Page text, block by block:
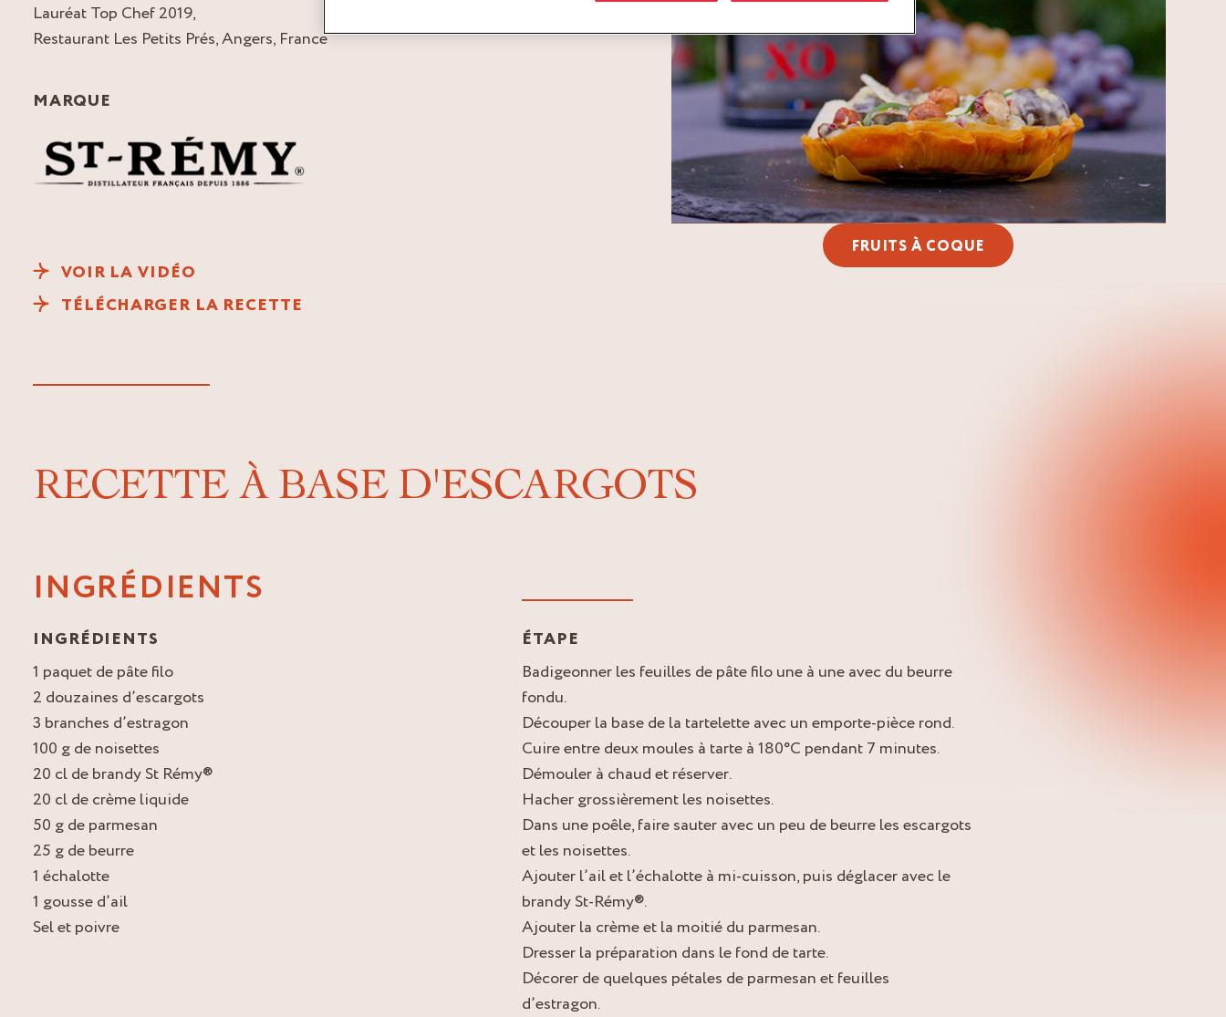
Lauréat Top Chef 2019,
Restaurant Les Petits Prés, Angers, France
MARQUE
VOIR LA VIDÉO
TÉLÉCHARGER LA RECETTE
FRUITS À COQUE
RECETTE À BASE D'ESCARGOTS
INGRÉDIENTS
INGRÉDIENTS
1 paquet de pâte filo
2 douzaines d’escargots
3 branches d’estragon
100 g de noisettes
20 cl de brandy St Rémy®
20 cl de crème liquide
50 g de parmesan
25 g de beurre
1 échalotte
1 gousse d’ail
Sel et poivre
ÉTAPE
Badigeonner les feuilles de pâte filo une à une avec du beurre
fondu.
Découper la base de la tartelette avec un emporte-pièce rond.
Cuire entre deux moules à tarte à 180°C pendant 7 minutes.
Démouler à chaud et réserver.
Hacher grossièrement les noisettes.
Dans une poêle, faire sauter avec un peu de beurre les escargots
et les noisettes.
Ajouter l’ail et l’échalotte à mi-cuisson, puis déglacer avec le
brandy St-Rémy®.
Ajouter la crème et la moitié du parmesan.
Dresser la préparation dans le fond de tarte.
Décorer de quelques pétales de parmesan et feuilles
d’estragon.